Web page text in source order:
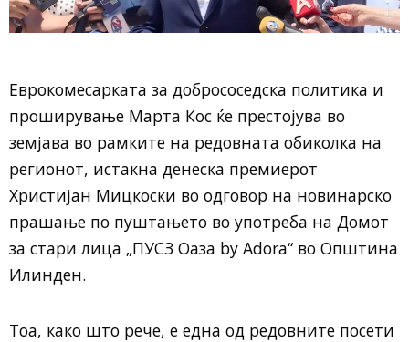
Еврокомесарката за добрососедска политика и
проширување Марта Кос ќе престојува во
земјава во рамките на редовната обиколка на
регионот, истакна денеска премиерот
Христијан Мицкоски во одговор на новинарско
прашање по пуштањето во употреба на Домот
за стари лица „ПУСЗ Оаза by Adora“ во Општина
Илинден.
Тоа, како што рече, е една од редовните посети